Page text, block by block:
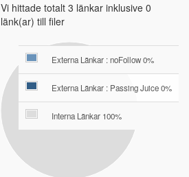
Vi hittade totalt 3 länkar inklusive 0
länk(ar) till filer
Externa Länkar : noFollow 0%
Externa Länkar : Passing Juice 0%
Interna Länkar 100%